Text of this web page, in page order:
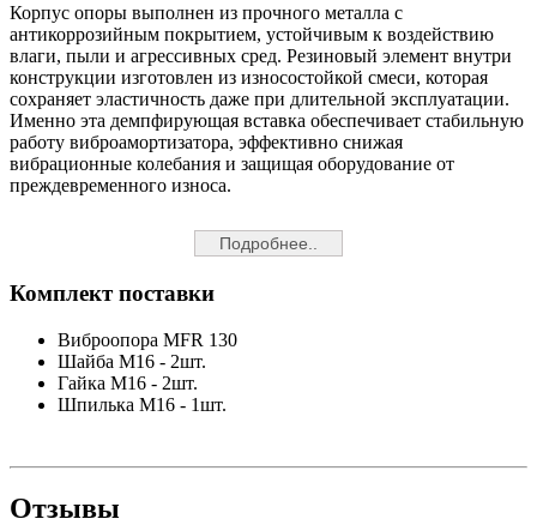
Корпус опоры выполнен из прочного металла с
антикоррозийным покрытием, устойчивым к воздействию
влаги, пыли и агрессивных сред. Резиновый элемент внутри
конструкции изготовлен из износостойкой смеси, которая
сохраняет эластичность даже при длительной эксплуатации.
Именно эта демпфирующая вставка обеспечивает стабильную
работу виброамортизатора, эффективно снижая
вибрационные колебания и защищая оборудование от
преждевременного износа.
Подробнее..
Комплект поставки
Виброопора MFR 130
Шайба M16 - 2шт.
Гайка M16 - 2шт.
Шпилька M16 - 1шт.
Отзывы